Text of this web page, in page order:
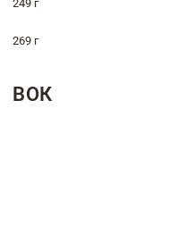
249 г
269 г
ВОК